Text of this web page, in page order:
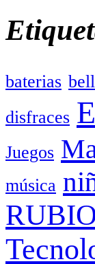
baterias
disfraces
Juegos
música